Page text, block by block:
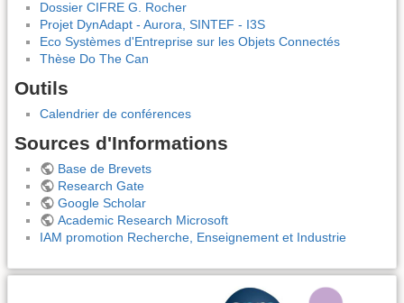
Dossier CIFRE G. Rocher
Projet DynAdapt - Aurora, SINTEF - I3S
Eco Systèmes d'Entreprise sur les Objets Connectés
Thèse Do The Can
Outils
Calendrier de conférences
Sources d'Informations
Base de Brevets
Research Gate
Google Scholar
Academic Research Microsoft
IAM promotion Recherche, Enseignement et Industrie